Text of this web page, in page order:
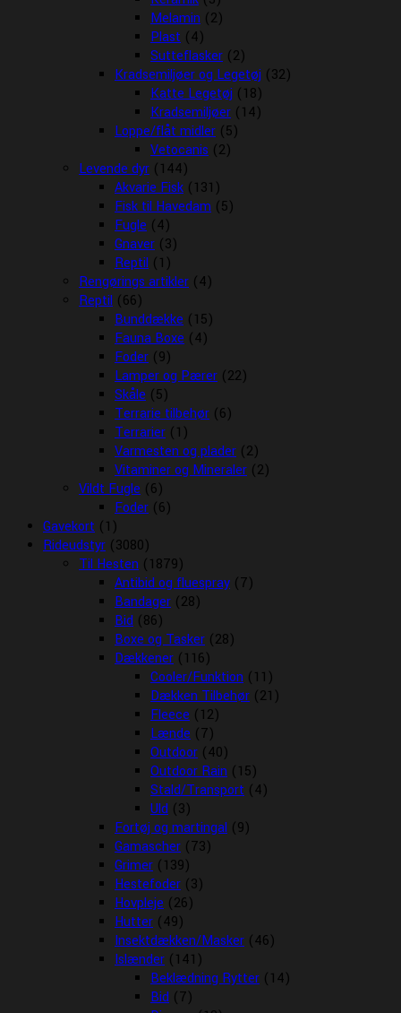
Melamin (2)
Plast (4)
Sutteflasker (2)
Kradsemiljøer og Legetøj (32)
Katte Legetøj (18)
Kradsemiljøer (14)
Loppe/flåt midler (5)
Vetocanis (2)
Levende dyr (144)
Akvarie Fisk (131)
Fisk til Havedam (5)
Fugle (4)
Gnaver (3)
Reptil (1)
Rengørings artikler (4)
Reptil (66)
Bunddække (15)
Fauna Boxe (4)
Foder (9)
Lamper og Pærer (22)
Skåle (5)
Terrarie tilbehør (6)
Terrarier (1)
Varmesten og plader (2)
Vitaminer og Mineraler (2)
Vildt Fugle (6)
Foder (6)
Gavekort (1)
Rideudstyr (3080)
Til Hesten (1879)
Antibid og fluespray (7)
Bandager (28)
Bid (86)
Boxe og Tasker (28)
Dækkener (116)
Cooler/Funktion (11)
Dækken Tilbehør (21)
Fleece (12)
Lænde (7)
Outdoor (40)
Outdoor Rain (15)
Stald/Transport (4)
Uld (3)
Fortøj og martingal (9)
Gamascher (73)
Grimer (139)
Hestefoder (3)
Hovpleje (26)
Hutter (49)
Insektdækken/Masker (46)
Islænder (141)
Beklædning Rytter (14)
Bid (7)